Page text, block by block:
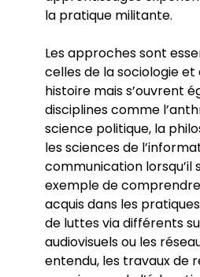
la pratique militante.
Les approches sont
celles de la sociologie et
histoire mais s’ouvrent
disciplines comme
science politique, la
les sciences de
communication lorsqu’il
exemple de
acquis dans les
de luttes via différents
audiovisuels ou les
entendu, les travaux de